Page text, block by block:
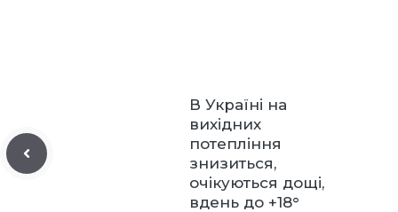
В Україні на
вихідних
потепління
знизиться,
очікуються дощі,
вдень до +18°